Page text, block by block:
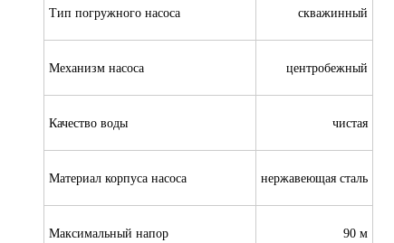
Тип погружного насоса скважинный
Механизм насоса центробежный
Качество воды чистая
Материал корпуса насоса нержавеющая сталь
Максимальный напор 90 м